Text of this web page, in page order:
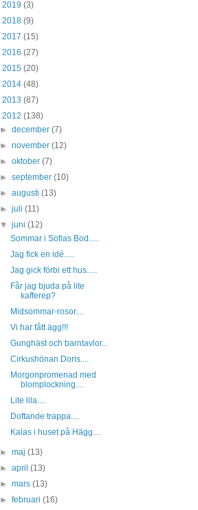
2019 (3)
2018 (9)
2017 (15)
2016 (27)
2015 (20)
2014 (48)
2013 (87)
2012 (138)
►december(7)
►november(12)
►oktober(7)
►september(10)
►augusti(13)
►juli(11)
▼juni(12)
Sommar i Sofias Bod.....
Jag fick en idé.....
Jag gick förbi ett hus.....
Får jag bjuda på lite
kafferep?
Midsommar-rosor....
Vi har fått ägg!!!
Gunghäst och barntavlor...
Cirkushönan Doris....
Morgonpromenad med
blomplockning....
Lite lila....
Doftande trappa....
Kalas i huset på Hägg....
►maj(13)
►april(13)
►mars(13)
►februari(16)